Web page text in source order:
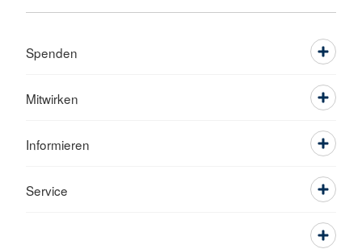
Spenden
Mitwirken
Informieren
Service